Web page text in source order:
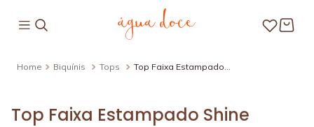
Biquínis Tops
Top Faixa Estampado
Top Faixa Estampado Shine